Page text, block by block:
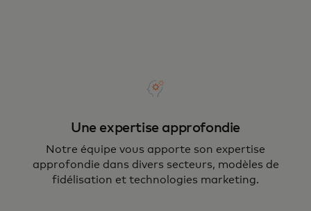
Une expertise approfondie
Notre équipe vous apporte son expertise
approfondie dans divers secteurs, modèles de
fidélisation et technologies marketing.